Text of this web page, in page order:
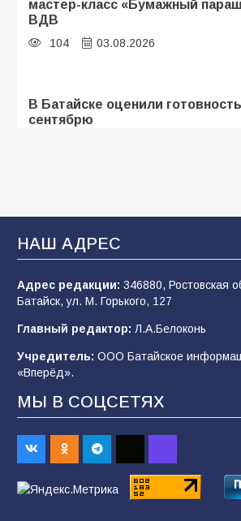
мастер-класс «Бумажный
ВДВ
104 03.08.2026
В Батайске оценили
сентябрю
«Мобилизация или набор?»
деле происходит в армии
2026 года
Батайские школьники стали
образовательного кластера
88 05.08.2026
НАШ АДРЕС
Адрес редакции: 346880, Ростовская
Батайск, ул. М. Горького, 127
Главный редактор: Л.А.Белоконь
Учредитель: ООО Батайское
«Вперёд».
МЫ В СОЦСЕТЯХ